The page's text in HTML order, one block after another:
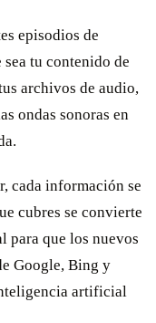
episodios de
tu contenido de
archivos de audio,
ondas sonoras en
cada información se
cubres se convierte
para que los nuevos
Google, Bing y
artificial